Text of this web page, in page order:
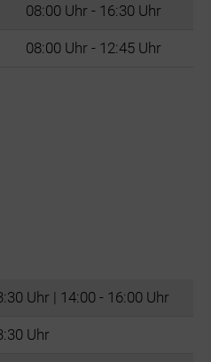
08:00 Uhr - 16:30 Uhr
08:00 Uhr - 12:45 Uhr
Uhr | 14:00 - 16:00 Uhr
Uhr